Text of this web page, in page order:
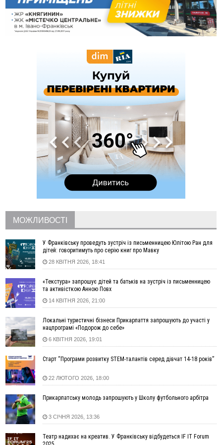
спостережень
12:24
Лікування наркоманії Київ: чому важливо розпочати
терапію якомога раніше
тисяч гривень у валюті, засудили до 5 років
Податкова передасть в Міноборони для "Оберегу" дані про
чоловіків 18–60 років
Водійка, яку на Сухомлинського побив інший керманич,
відмовилася від обвинувачення — справу закрили
У Франківську, Коломиї, Долині та Яремче 6 серпня
зафіксували рекордну спеку
Змушував надсилати інтимні фото: на Прикарпатті
затримали підозрюваного у розбещенні малолітньої
АМКУ розпочав справу проти Гвіздецької селищної ради
через різні ставки земельного податку
Синоптики попереджають про значний дощ на Прикарпатті
до кінця п'ятниці
Нафтогазову площу на межі Прикарпаття та Львівщини
повторно виставили на аукціон за 830 млн
Вчора
18:46 ФОТО У Польщі невідомі скоїли наругу над могилою УПА
17:45
Сили оборони уразила Ярославський НПЗ та кораблі
берегової охорони фсб у Керчі
далеко за межами Коломиї
16:42
Поблизу Франківська п'яний на Chevrolet втікав від поліції
16:27
На Прикарпатті триває декларування вогнепальної зброї:
уже зареєстровано 282 одиниці
15:58
Понад 9 тис. прикарпатських вступників отримали
рекомендації до зарахування на бакалаврат у ВНЗ
15:28
Кілька вулиць у Долині тимчасово залишаться без газу
15:02
14:35
Не знає англійську на достатньому рівні. Франківець Лев
кримінального суду
14:14
У Ворохті проведуть Кубок ФЛСУ зі стрибків на лижах,
пам'яті оборонця Богдана Бухонка
13:30
ФОТО На Калущині розшукали чоловіка, який три дні
МОЖЛИВОСТІ
У Франківську проведуть зустріч із письменницею Юлітою Ран для
дітей: говоритимуть про серію книг про Мавку
28 КВІТНЯ 2026, 18:41
«Текстура» запрошує дітей та батьків на зустріч із письменницею
та активісткою Анною Повх
14 КВІТНЯ 2026, 21:00
Локальні туристичні бізнеси Прикарпаття запрошують до участі у
нацпрограмі «Подорож до себе»
6 КВІТНЯ 2026, 19:01
Старт “Програми розвитку STEM-талантів серед дівчат 14-18 років”
22 ЛЮТОГО 2026, 18:00
Прикарпатську молодь запрошують у Школу футбольного арбітра
3 СІЧНЯ 2026, 13:36
Театр надихає на креатив. У Франківську відбудеться IF IT Forum